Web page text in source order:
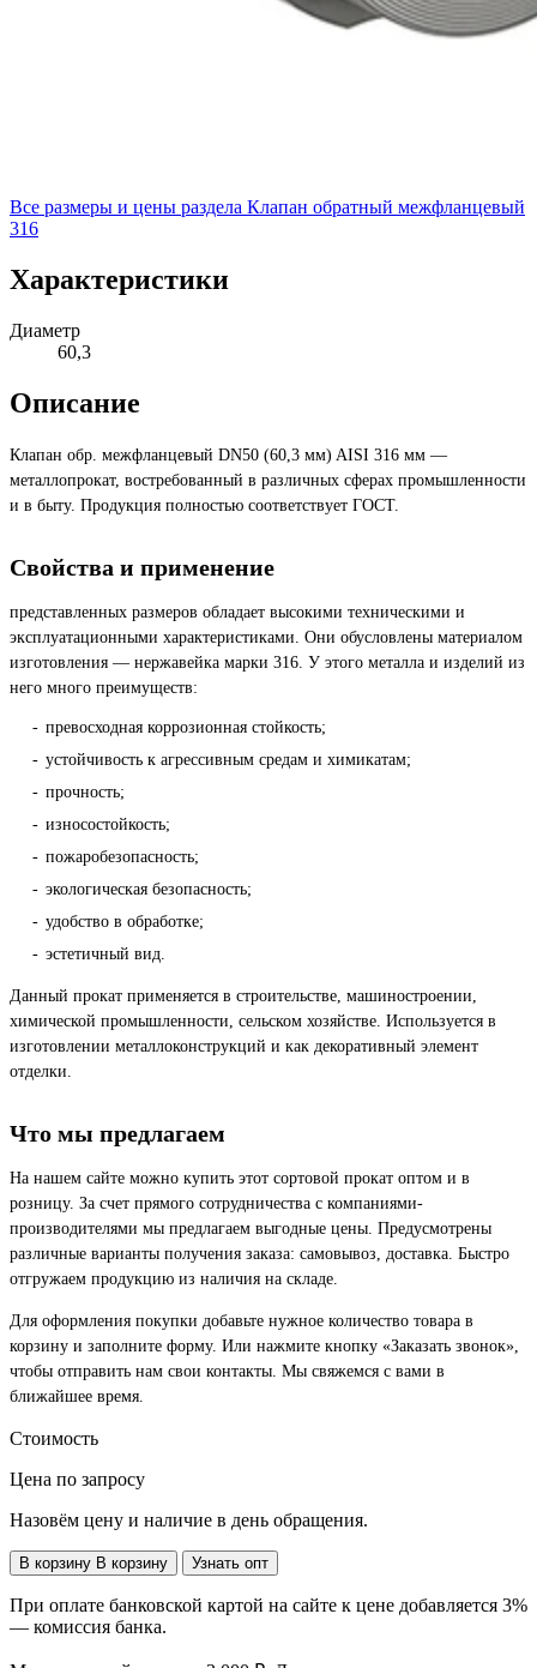
Все размеры и цены раздела Клапан обратный межфланцевый
316
Характеристики
Диаметр
60,3
Описание
Клапан обр. межфланцевый DN50 (60,3 мм) AISI 316 мм —
металлопрокат, востребованный в различных сферах промышленности
и в быту. Продукция полностью соответствует ГОСТ.
Свойства и применение
представленных размеров обладает высокими техническими и
эксплуатационными характеристиками. Они обусловлены материалом
изготовления — нержавейка марки 316. У этого металла и изделий из
него много преимуществ:
превосходная коррозионная стойкость;
устойчивость к агрессивным средам и химикатам;
прочность;
износостойкость;
пожаробезопасность;
экологическая безопасность;
удобство в обработке;
эстетичный вид.
Данный прокат применяется в строительстве, машиностроении,
химической промышленности, сельском хозяйстве. Используется в
изготовлении металлоконструкций и как декоративный элемент
отделки.
Что мы предлагаем
На нашем сайте можно купить этот сортовой прокат оптом и в
розницу. За счет прямого сотрудничества с компаниями-
производителями мы предлагаем выгодные цены. Предусмотрены
различные варианты получения заказа: самовывоз, доставка. Быстро
отгружаем продукцию из наличия на складе.
Для оформления покупки добавьте нужное количество товара в
корзину и заполните форму. Или нажмите кнопку «Заказать звонок»,
чтобы отправить нам свои контакты. Мы свяжемся с вами в
ближайшее время.
Стоимость
Цена по запросу
Назовём цену и наличие в день обращения.
В корзину В корзину Узнать опт
При оплате банковской картой на сайте к цене добавляется 3%
— комиссия банка.